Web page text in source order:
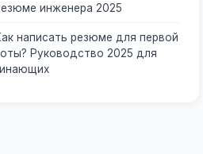
инженера 2025
написать резюме для первой
Руководство 2025 для